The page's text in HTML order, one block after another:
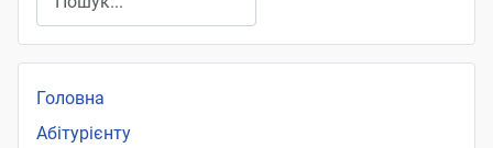
Головна
Абітурієнту